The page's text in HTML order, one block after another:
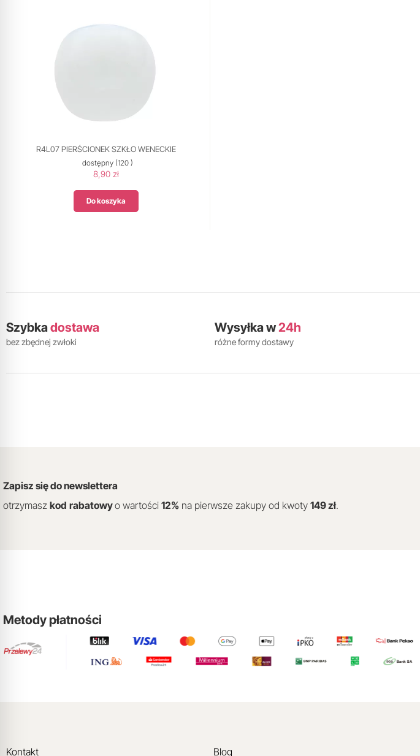
R4L07 PIERŚCIONEK SZKŁO WENECKIE
dostępny (120 )
8,90 zł
Do koszyka
Szybkadostawa
bez zbędnej zwłoki
Wysyłka w24h
różne formy dostawy
Zapisz się do newslettera
otrzymasz kod rabatowyo wartości 12% na pierwsze zakupy od kwoty 149 zł.
Metody płatności
Kontakt Blog